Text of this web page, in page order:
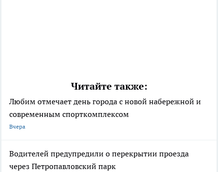
Читайте также:
Любим отмечает день города с новой набережной и
современным спорткомплексом
Вчера
Водителей предупредили о перекрытии проезда
через Петропавловский парк